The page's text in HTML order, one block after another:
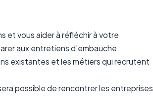
et vous aider à réfléchir à votre
aux entretiens d’embauche.
existantes et les métiers qui recrutent
possible de rencontrer les entreprises